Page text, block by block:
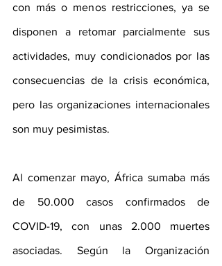
con más o menos restricciones, ya se
disponen a retomar parcialmente sus
actividades, muy condicionados por las
consecuencias de la crisis económica,
pero las organizaciones internacionales
son muy pesimistas.
Al comenzar mayo, África sumaba más
de 50.000 casos confirmados de
COVID-19, con unas 2.000 muertes
asociadas. Según la Organización